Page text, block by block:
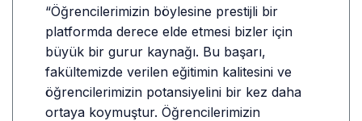
“Öğrencilerimizin böylesine prestijli bir
platformda derece elde etmesi bizler için
büyük bir gurur kaynağı. Bu başarı,
fakültemizde verilen eğitimin kalitesini ve
öğrencilerimizin potansiyelini bir kez daha
ortaya koymuştur. Öğrencilerimizin